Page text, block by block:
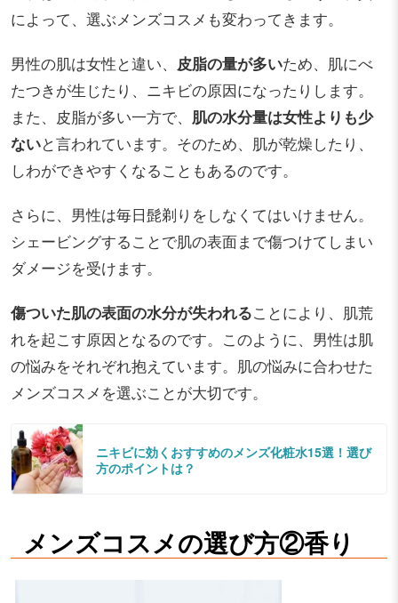
によって、選ぶメンズコスメも変わってきます。
男性の肌は女性と違い、 皮脂の量が多いため、肌にべ
たつきが生じたり、ニキビの原因になったりします。
また、皮脂が多い一方で、 肌の水分量は女性よりも少
ないと言われています。そのため、肌が乾燥したり、
しわができやすくなることもあるのです。
さらに、男性は毎日髭剃りをしなくてはいけません。
シェービングすることで肌の表面まで傷つけてしまい
ダメージを受けます。
傷ついた肌の表面の水分が失われることにより、肌荒
れを起こす原因となるのです。このように、男性は肌
の悩みをそれぞれ抱えています。肌の悩みに合わせた
メンズコスメを選ぶことが大切です。
ニキビに効くおすすめのメンズ化粧水15選！選び
方のポイントは？
メンズコスメの選び方②香り